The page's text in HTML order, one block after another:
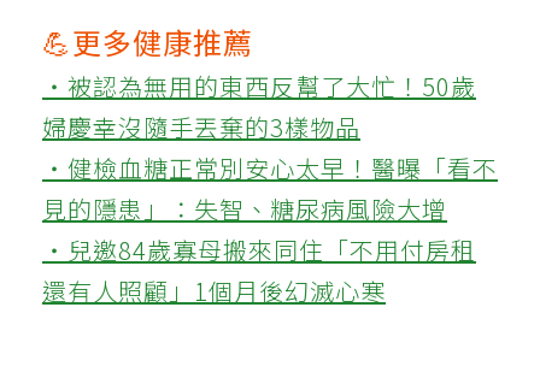
💪更多健康推薦
‧被認為無用的東西反幫了大忙！50歲
婦慶幸沒隨手丟棄的3樣物品
‧健檢血糖正常別安心太早！醫曝「看不
見的隱患」：失智、糖尿病風險大增
‧兒邀84歲寡母搬來同住「不用付房租
還有人照顧」1個月後幻滅心寒